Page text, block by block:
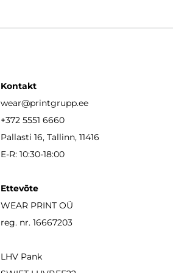
Kontakt
wear@printgrupp.ee
+372 5551 6660
Pallasti 16, Tallinn, 11416
E-R: 10:30-18:00
Ettevõte
WEAR PRINT OÜ
reg. nr. 16667203
LHV Pank